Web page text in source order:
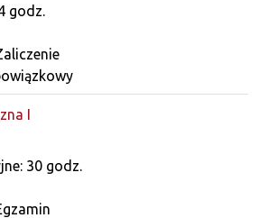
godz.
I
30 godz.